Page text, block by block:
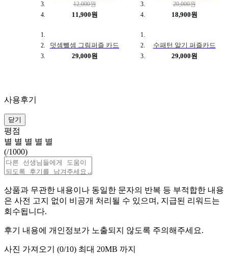
12,000원
11,900원
20,000원
18,900원
덧셈뺄셈 그림퍼즐 카드
29,000원
수패턴 알기 퍼즐카드
29,000원
사용후기
닫기
평점
별 별 별 별 별
(/1000)
상품과 무관한 내용이나 동일한 문자의 반복 등 부적합한 내용
은 사전 고지 없이 비공개 처리될 수 있으며, 지급된 리워드는
회수됩니다.
후기 내용에 개인정보가 노출되지 않도록 주의해주세요.
사진 가져오기 (0/10) 최대 20MB 까지